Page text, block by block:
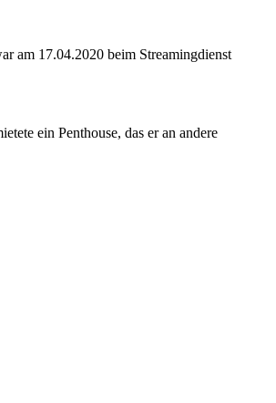
am 17.04.2020 beim Streamingdienst
ein Penthouse, das er an andere